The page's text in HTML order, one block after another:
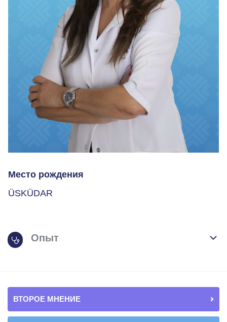
Место рождения
ÜSKÜDAR
Опыт
ВТОРОЕ МНЕНИЕ